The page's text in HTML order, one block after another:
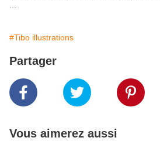
#Tibo illustrations
Partager
Vous aimerez aussi